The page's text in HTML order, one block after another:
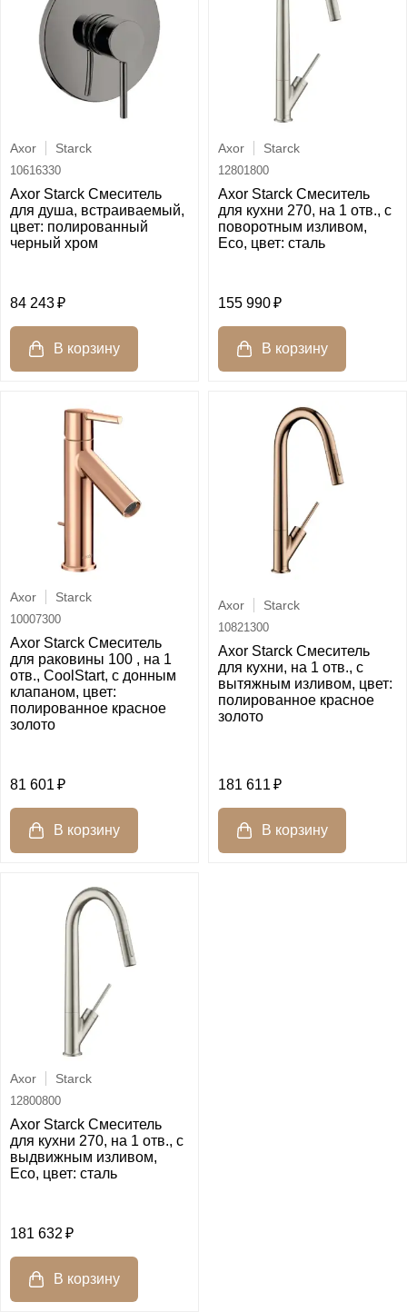
Axor Starck
10616330
Axor Starck Смеситель
для душа, встраиваемый,
цвет: полированный
черный хром
84 243
Axor Starck
12801800
Axor Starck Смеситель
для кухни 270, на 1 отв., с
поворотным изливом,
Eco, цвет: сталь
155 990
Axor Starck
10007300
Axor Starck Смеситель
для раковины 100 , на 1
отв., CoolStart, с донным
клапаном, цвет:
полированное красное
золото
81 601
Axor Starck
10821300
Axor Starck Смеситель
для кухни, на 1 отв., с
вытяжным изливом, цвет:
полированное красное
золото
181 611
Axor Starck
12800800
Axor Starck Смеситель
для кухни 270, на 1 отв., с
выдвижным изливом,
Eco, цвет: сталь
181 632